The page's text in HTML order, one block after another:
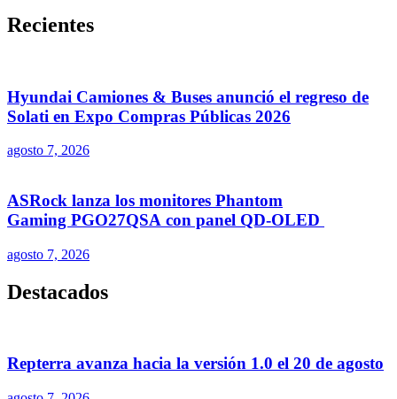
Recientes
Hyundai Camiones & Buses anunció el regreso de
Solati en Expo Compras Públicas 2026
agosto 7, 2026
ASRock lanza los monitores Phantom
Gaming PGO27QSA con panel QD-OLED
agosto 7, 2026
Destacados
Repterra avanza hacia la versión 1.0 el 20 de agosto